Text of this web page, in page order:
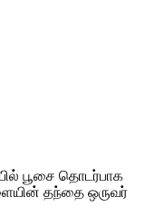
பூசை தொடர்பாக
தந்தை ஒருவர்